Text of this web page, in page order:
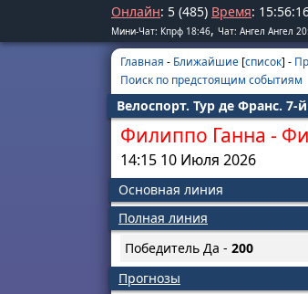
Онлайн: 5 (485) Время: 15:56:
Мини-Чат: Кпрф 18:46, Чат: Ангел Ангел
Главная - Ближайшие [список] -
Поиск по предстоящим событиям
Велоспорт. Тур де Франс.
Филиппо Ганна -
14:15 10 Июля 2026
Основная линия
Полная линия
Победитель Да - 200
Прогнозы